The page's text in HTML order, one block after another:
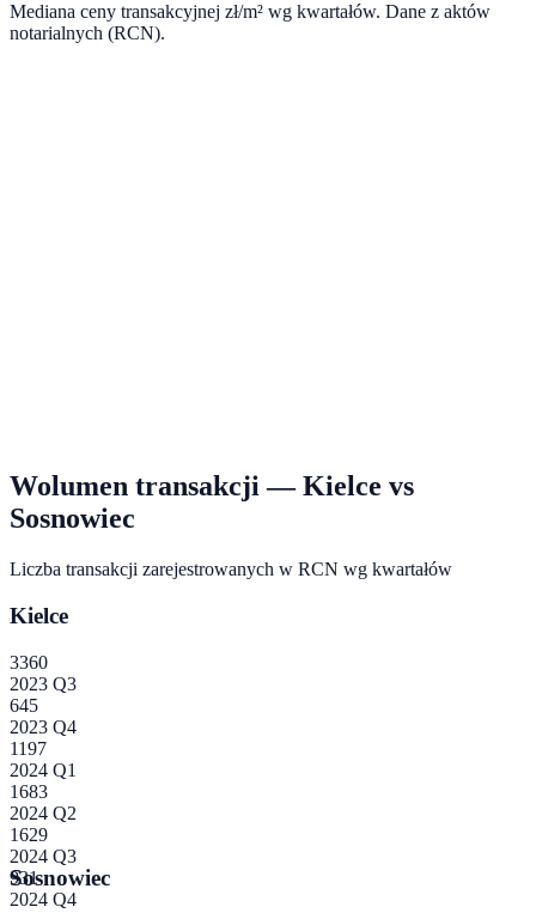
Mediana ceny transakcyjnej zł/m² wg kwartałów. Dane z aktów
notarialnych (RCN).
Wolumen transakcji —Kielce vs
Sosnowiec
Liczba transakcji zarejestrowanych w RCN wg kwartałów
Kielce
3360
2023 Q3
645
2023 Q4
1197
2024 Q1
1683
2024 Q2
1629
2024 Q3
931
2024 Q4
Sosnowiec